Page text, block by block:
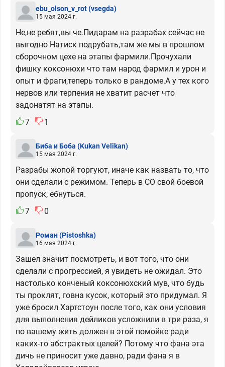
ebu_olson_v_rot(vsegda)
15 мая 2024 г.
Не,не ребят,вы че.Пидарам на разрабах сейчас не
выгодно Натиск подрубать,там же мы в прошлом
сборочном цехе на этапы фармили.Прочухали
фишку коксонюхи что там народ фармил и урон и
опыт и фраги,теперь только в рандоме.А у тех кого
нервов или терпения не хватит расчет что
задонатят на этапы.
7
1
Биба и Боба (Kukan Velikan)
15 мая 2024 г.
Разрабы жопой торгуют, иначе как назвать то, что
они сделали с режимом. Теперь в СО свой боевой
пропуск, ебнуться.
7
0
Роман(Pistoshka)
16 мая 2024 г.
Зашел значит посмотреть, и вот того, что они
сделали с прогрессией, я увидеть не ожидал. Это
настолько конченый коксонюхский мув, что будь
ты проклят, говна кусок, который это придумал. Я
уже бросил Хартстоун после того, как они условия
для выполнения дейликов усложнили в три раза, я
по вашему жить должен в этой помойке ради
каких-то абстрактых целей? Потому что фана эта
дичь не приносит уже давно, ради фана я в